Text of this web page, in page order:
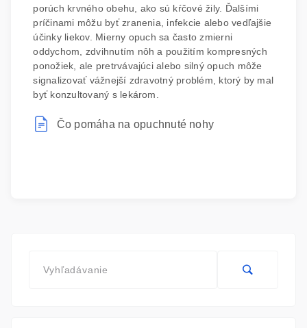
porúch krvného obehu, ako sú kŕčové žily. Ďalšími
príčinami môžu byť zranenia, infekcie alebo vedľajšie
účinky liekov. Mierny opuch sa často zmierni
oddychom, zdvihnutím nôh a použitím kompresných
ponožiek, ale pretrvávajúci alebo silný opuch môže
signalizovať vážnejší zdravotný problém, ktorý by mal
byť konzultovaný s lekárom.
Čo pomáha na opuchnuté nohy